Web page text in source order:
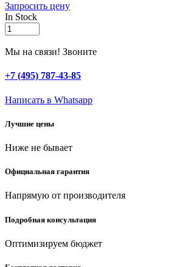
Запросить цену
In Stock
РОСТОК
РС-8,
8-
позиционный,
стационарный
(427643)
Мы на связи! Звоните
+7 (495) 787-43-85
Написать в Whatsapp
Лучшие цены
Ниже не бывает
Официальная гарантия
Напрямую от производителя
Подробная консультация
Оптимизируем бюджет